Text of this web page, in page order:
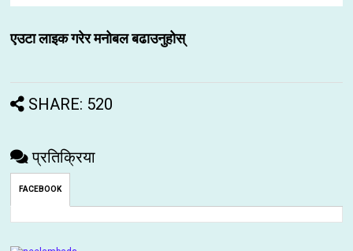
एउटा लाइक गरेर मनोबल बढाउनुहोस्
SHARE: 520
प्रतिक्रिया
FACEBOOK